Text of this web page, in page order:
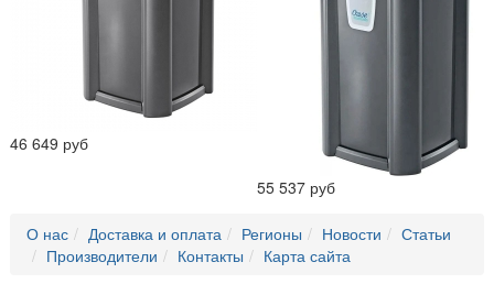
46 649 руб
55 537 руб
О нас Доставка и оплата Регионы Новости
Статьи
Производители
Контакты Карта сайта